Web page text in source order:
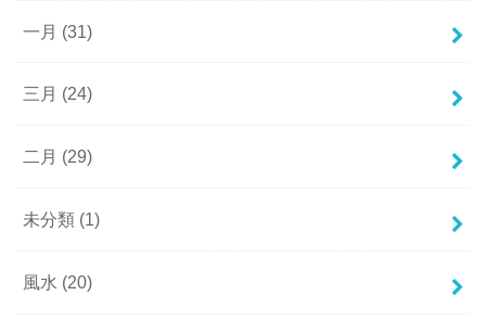
一月 (31)
三月 (24)
二月 (29)
未分類 (1)
風水 (20)